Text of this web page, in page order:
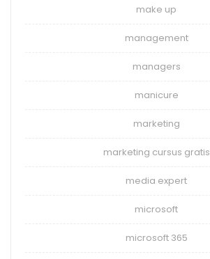
make up
management
managers
manicure
marketing
marketing cursus gratis
media expert
microsoft
microsoft 365